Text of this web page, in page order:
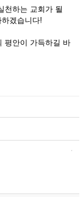
천하는 교회가 될
겠습니다!
평안이 가득하길 바